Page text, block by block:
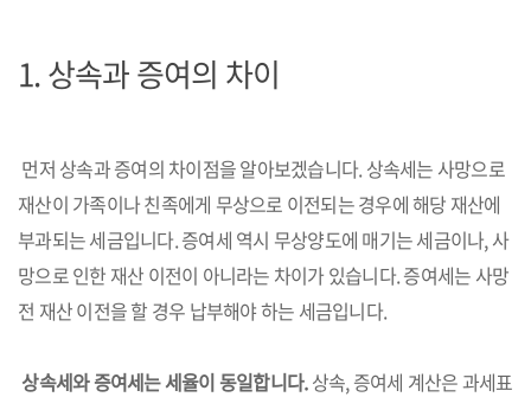
1.상속과 증여의 차이
먼저 상속과 증여의 차이점을 알아보겠습니다. 상속세는 사망으로
재산이 가족이나 친족에게 무상으로 이전되는 경우에 해당 재산에
부과되는 세금입니다. 증여세 역시 무상양도에 매기는 세금이나, 사
망으로 인한 재산 이전이 아니라는 차이가 있습니다. 증여세는 사망
전 재산 이전을 할 경우 납부해야 하는 세금입니다.
상속세와 증여세는 세율이 동일합니다.상속, 증여세 계산은 과세표